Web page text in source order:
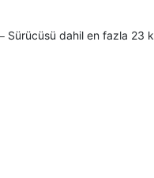
Sürücüsü dahil en fazla 23